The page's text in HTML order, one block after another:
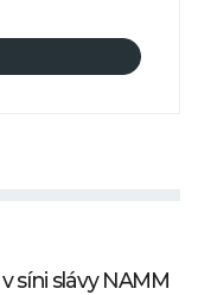
síni slávy NAMM